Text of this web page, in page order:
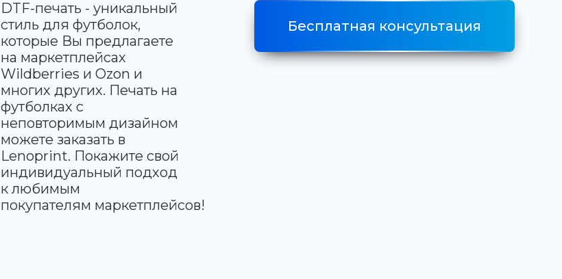
DTF-печать - уникальный
стиль для футболок,
которые Вы предлагаете
на маркетплейсах
Wildberries и Ozon и
многих других. Печать на
футболках с
неповторимым дизайном
можете заказать в
Lenoprint. Покажите свой
индивидуальный подход
к любимым
покупателям маркетплейсов!
Бесплатная консультация